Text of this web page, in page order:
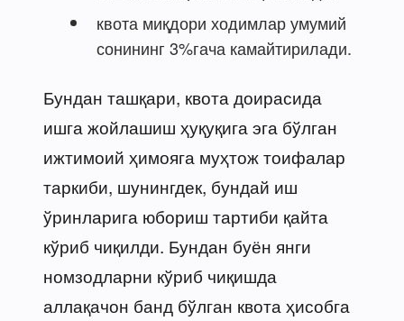
квота миқдори ходимлар умумий
сонининг 3%гача камайтирилади.
Бундан ташқари, квота доирасида
ишга жойлашиш ҳуқуқига эга бўлган
ижтимоий ҳимояга муҳтож тоифалар
таркиби, шунингдек, бундай иш
ўринларига юбориш тартиби қайта
кўриб чиқилди. Бундан буён янги
номзодларни кўриб чиқишда
аллақачон банд бўлган квота ҳисобга